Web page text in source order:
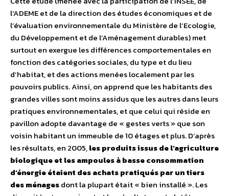
l’ADEME et de la direction des études économiques et de
l’évaluation environnementale du Ministère de l’Ecologie,
du Développement et de l’Aménagement durables) met
surtout en exergue les différences comportementales en
fonction des catégories sociales, du type et du lieu
d’habitat, et des actions menées localement par les
pouvoirs publics. Ainsi, on apprend que les habitants des
grandes villes sont moins assidus que les autres dans leurs
pratiques environnementales, et que celui qui réside en
pavillon adopte davantage de « gestes verts » que son
voisin habitant un immeuble de 10 étages et plus. D’après
les résultats, en 2005,les produits issus de l’agriculture
biologique et les ampoules à basse consommation
d’énergie étaient des achats pratiqués par un tiers
des ménagesdont la plupart était « bien installé ». Les